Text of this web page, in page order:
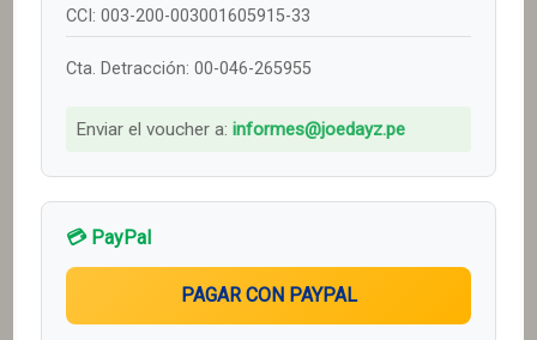
CCI: 003-200-003001605915-33
Cta. Detracción: 00-046-265955
Enviar el voucher a: informes@joedayz.pe
💳 PayPal